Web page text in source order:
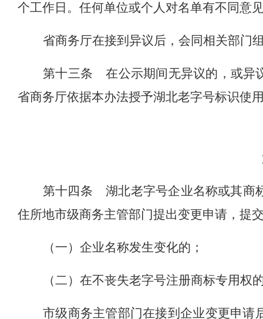
个工作日。任何单位或个人对名单有不同意
省商务厅在接到异议后，会同相关部门
第十三条
在公示期间无异议的，或异
省商务厅依据本办法授予湖北老字号标识使
第十四条
湖北老字号企业名称或其商
住所地市级商务主管部门提出变更申请，提
（一）企业名称发生变化的；
（二）在不丧失老字号注册商标专用权
市级商务主管部门在接到企业变更申请